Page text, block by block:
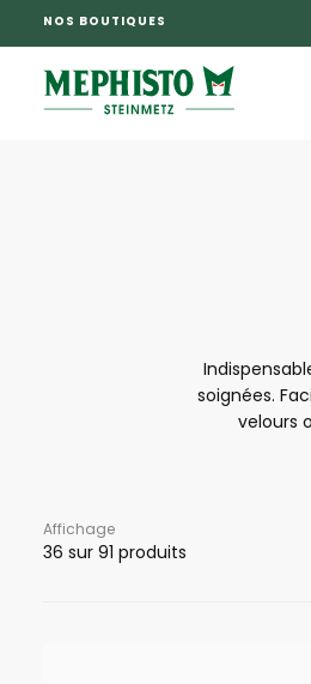
PASSER
AU
NOS BOUTIQUES
soignées.
velours
Affichage
36 sur 91 produits